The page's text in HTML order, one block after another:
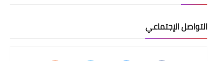
التواصل الإجتماعي